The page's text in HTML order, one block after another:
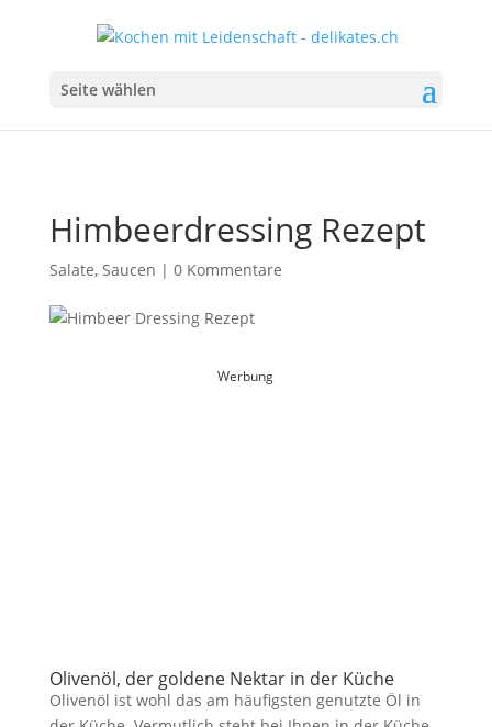
Seite wählen
Himbeerdressing Rezept
Salate, Saucen | 0 Kommentare
Werbung
Olivenöl, der goldene Nektar in der Küche
Olivenöl ist wohl das am häufigsten genutzte Öl in